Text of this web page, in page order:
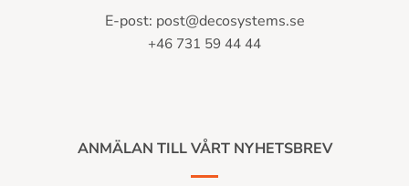
E-post: post@decosystems.se
+46 731 59 44 44
ANMÄLAN TILL VÅRT NYHETSBREV